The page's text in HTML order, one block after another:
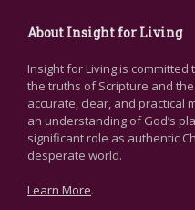
About Insight for Living
Insight for Living is
the truths of Scripture and
accurate, clear, and practical
an understanding of God’s
significant role as authentic
desperate world.
Learn More.